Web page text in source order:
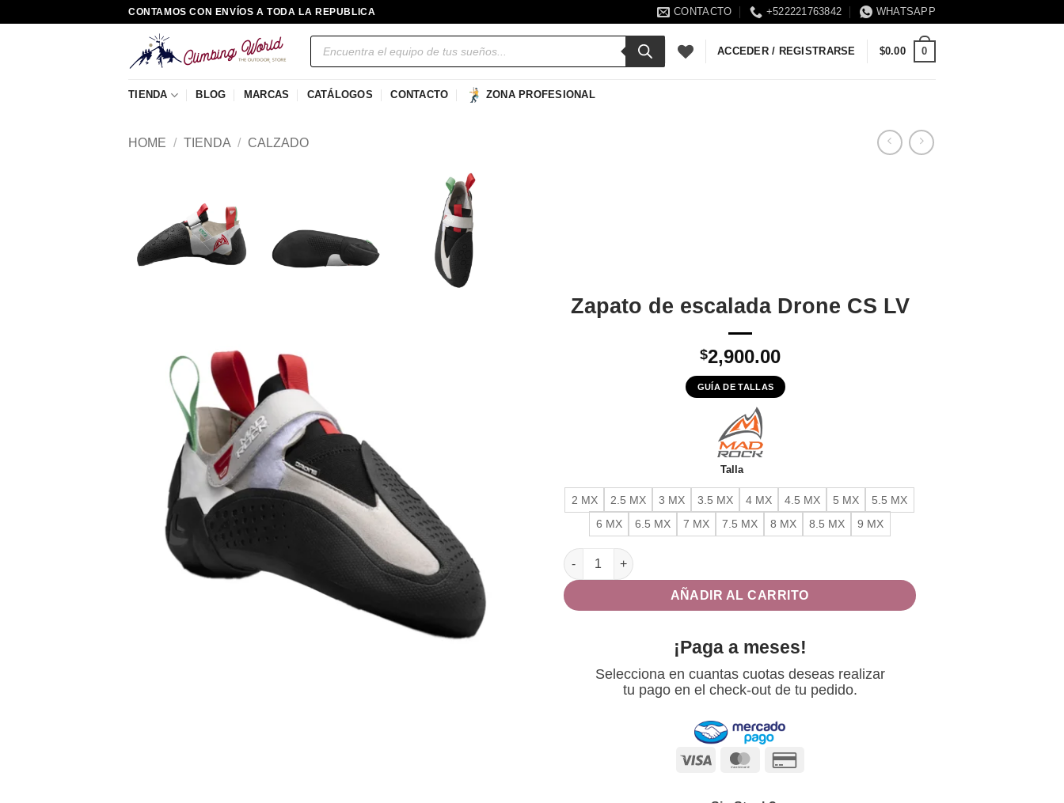
CONTAMOS CON ENVÍOS A TODA LA REPUBLICA CONTACTO +522221763842 WHATSAPP
Búsqueda
ACCEDER / REGISTRARSE $0.00 0
TIENDA BLOG MARCAS CATÁLOGOS CONTACTO ZONA PROFESIONAL
HOME / TIENDA / CALZADO
lista de
deseos
Zapato de escalada Drone CS LV
$2,900.00
GUÍA DE TALLAS
Talla
2 MX 2.5 MX 3 MX 3.5 MX 4 MX 4.5 MX 5 MX
5.5 MX
6 MX
6.5 MX 7 MX 7.5 MX 8 MX 8.5 MX 9 MX
Zapato de escalada Drone CS LV cantidad
AÑADIR AL CARRITO
¡Paga a meses!
Selecciona en cuantas cuotas deseas realizar
tu pago en el check-out de tu pedido.
Visa MasterCard